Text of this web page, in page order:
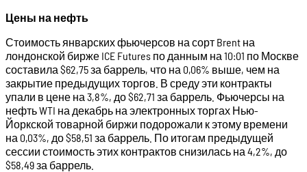
Цены на нефть
Стоимость январских фьючерсов на сорт Brent на
лондонской бирже ICE Futures по данным на 10:01 по Москве
составила $62,75 за баррель, что на 0,06% выше, чем на
закрытие предыдущих торгов. В среду эти контракты
упали в цене на 3,8%, до $62,71 за баррель. Фьючерсы на
нефть WTI на декабрь на электронных торгах Нью-
Йоркской товарной биржи подорожали к этому времени
на 0,03%, до $58,51 за баррель. По итогам предыдущей
сессии стоимость этих контрактов снизилась на 4,2%, до
$58,49 за баррель.